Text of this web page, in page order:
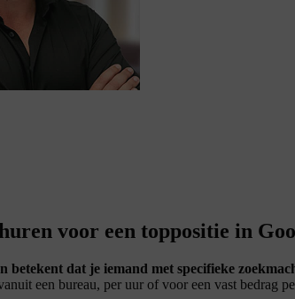
voor een toppositie in
betekent dat je iemand met specifieke
een bureau, per uur of voor een vast bedrag